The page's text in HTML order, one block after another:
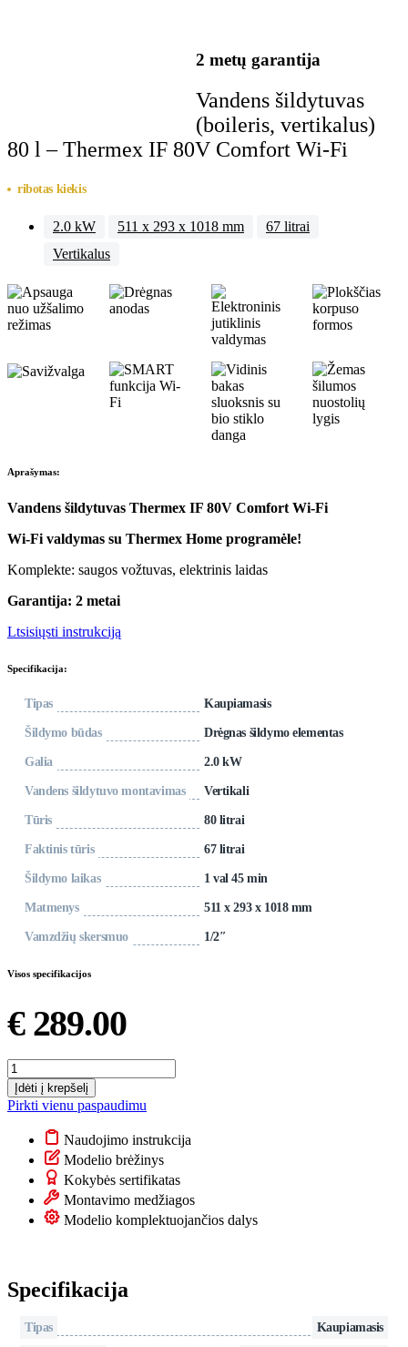
2 metų garantija
Vandens šildytuvas
(boileris, vertikalus)
80 l – Thermex IF 80V Comfort Wi-Fi
ribotas kiekis
2.0 kW 511 x 293 x 1018 mm
67 litrai
Vertikalus
Aprašymas:
Vandens šildytuvas Thermex IF 80V Comfort Wi-Fi
Wi-Fi valdymas su Thermex Home programėle!
Komplekte: saugos vožtuvas, elektrinis laidas
Garantija: 2 metai
Ltsisiųsti instrukciją
Specifikacija:
Tipas Kaupiamasis
Šildymo būdas Drėgnas šildymo elementas
Galia 2.0 kW
Vandens šildytuvo montavimas Vertikali
Tūris 80 litrai
Faktinis tūris 67 litrai
Šildymo laikas 1 val 45 min
Matmenys 511 x 293 x 1018 mm
Vamzdžių skersmuo 1/2″
Visos specifikacijos
€289.00
produkto
kiekis:
Vandens
šildytuvas
(boileris,
vertikalus)
Thermex
Wi-
Fi
Įdėti į krepšelį
Pirkti vienu paspaudimu
Naudojimo instrukcija
Modelio brėžinys
Kokybės sertifikatas
Montavimo medžiagos
Modelio komplektuojančios dalys
Specifikacija
Tipas Kaupiamasis